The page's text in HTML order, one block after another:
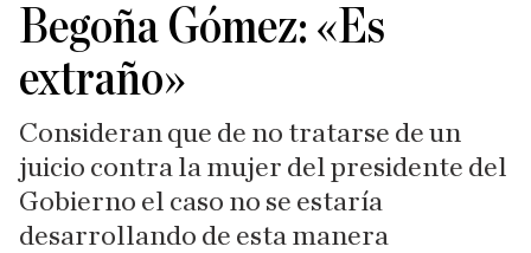
Begoña Gómez: «Es
extraño»
Consideran que de no tratarse de un
juicio contra la mujer del presidente del
Gobierno el caso no se estaría
desarrollando de esta manera